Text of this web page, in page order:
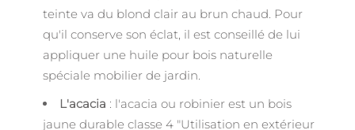
teinte va du blond clair au brun chaud. Pour
qu'il conserve son éclat, il est conseillé de lui
appliquer une huile pour bois naturelle
spéciale mobilier de jardin.
L'acacia : l'acacia ou robinier est un bois
jaune durable classe 4 "Utilisation en extérieur